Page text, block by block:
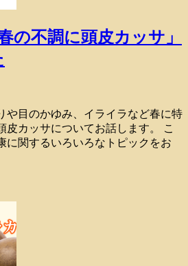
の不調に頭皮カッサ」
や目のかゆみ、イライラなど春に特
皮カッサについてお話します。 こ
に関するいろいろなトピックをお